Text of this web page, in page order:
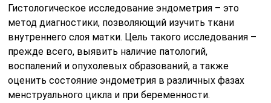
Гистологическое исследование эндометрия – это
метод диагностики, позволяющий изучить ткани
внутреннего слоя матки. Цель такого исследования –
прежде всего, выявить наличие патологий,
воспалений и опухолевых образований, а также
оценить состояние эндометрия в различных фазах
менструального цикла и при беременности.